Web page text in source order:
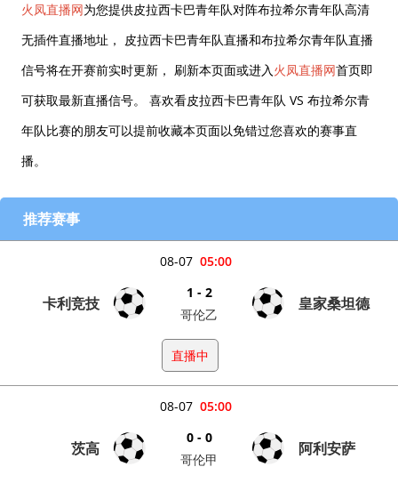
火凤直播网为您提供皮拉西卡巴青年队对阵布拉希尔青年队高清
无插件直播地址， 皮拉西卡巴青年队直播和布拉希尔青年队直播
信号将在开赛前实时更新， 刷新本页面或进入火凤直播网首页即
可获取最新直播信号。 喜欢看皮拉西卡巴青年队 VS 布拉希尔青
年队比赛的朋友可以提前收藏本页面以免错过您喜欢的赛事直
播。
推荐赛事
05:00
08-07
卡利竞技
1 - 2
哥伦乙
皇家桑坦德
直播中
05:00
08-07
茨高
0 - 0
哥伦甲
阿利安萨